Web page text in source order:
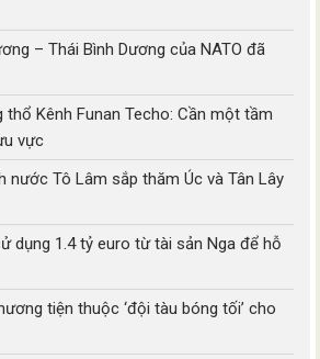
– Thái Bình Dương của NATO đã
thổ Kênh Funan Techo: Cần một tầm
vực
nước Tô Lâm sắp thăm Úc và Tân Lây
dụng 1.4 tỷ euro từ tài sản Nga để hỗ
tiện thuộc ‘đội tàu bóng tối’ cho